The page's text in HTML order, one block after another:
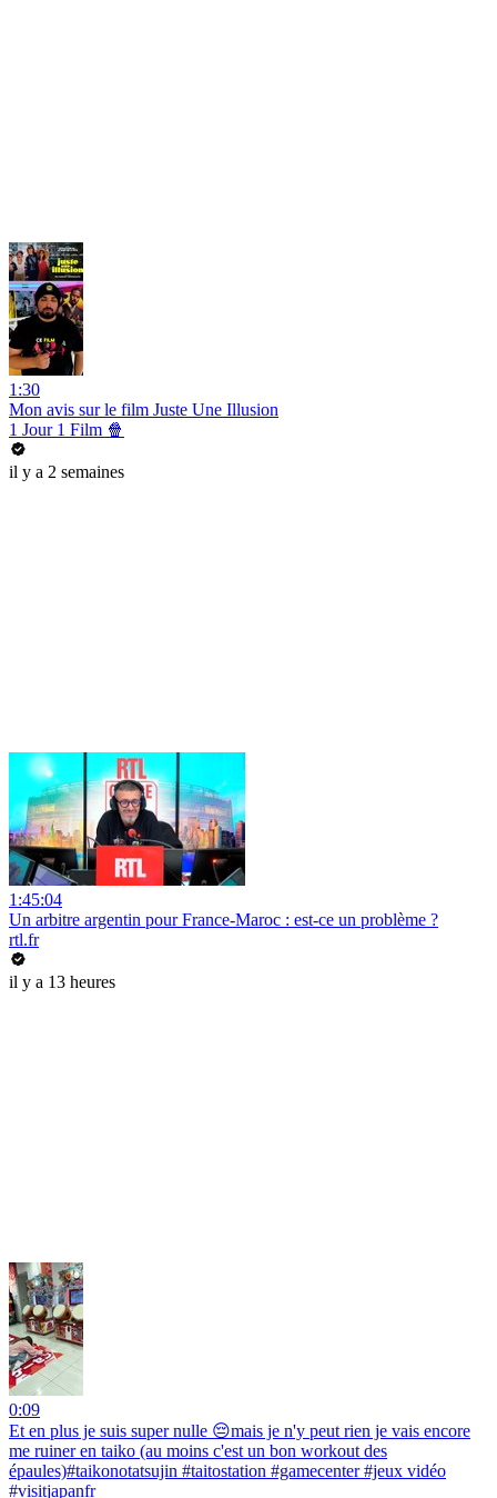
1:30
Mon avis sur le film Juste Une Illusion
1 Jour 1 Film 🍿
il y a 2 semaines
1:45:04
Un arbitre argentin pour France-Maroc : est-ce un problème ?
rtl.fr
il y a 13 heures
0:09
Et en plus je suis super nulle 😔mais je n'y peut rien je vais encore
me ruiner en taiko (au moins c'est un bon workout des
épaules)#taikonotatsujin #taitostation #gamecenter #jeux vidéo
#visitjapanfr